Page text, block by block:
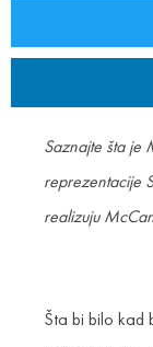
Saznajte šta je
reprezentacije
realizuju
Šta bi bilo kad